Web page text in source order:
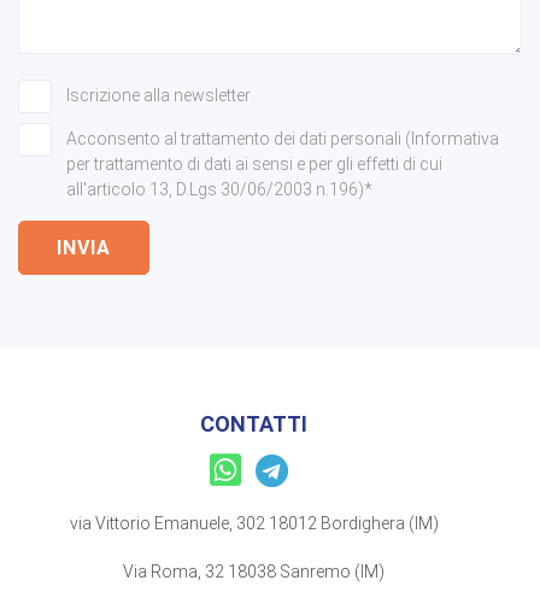
Iscrizione alla newsletter
Acconsento al trattamento dei dati personali (Informativa
per trattamento di dati ai sensi e per gli effetti di cui
all'articolo 13, D.Lgs 30/06/2003 n.196)*
INVIA
CONTATTI
via Vittorio Emanuele, 302 18012 Bordighera (IM)
Via Roma, 32 18038 Sanremo (IM)